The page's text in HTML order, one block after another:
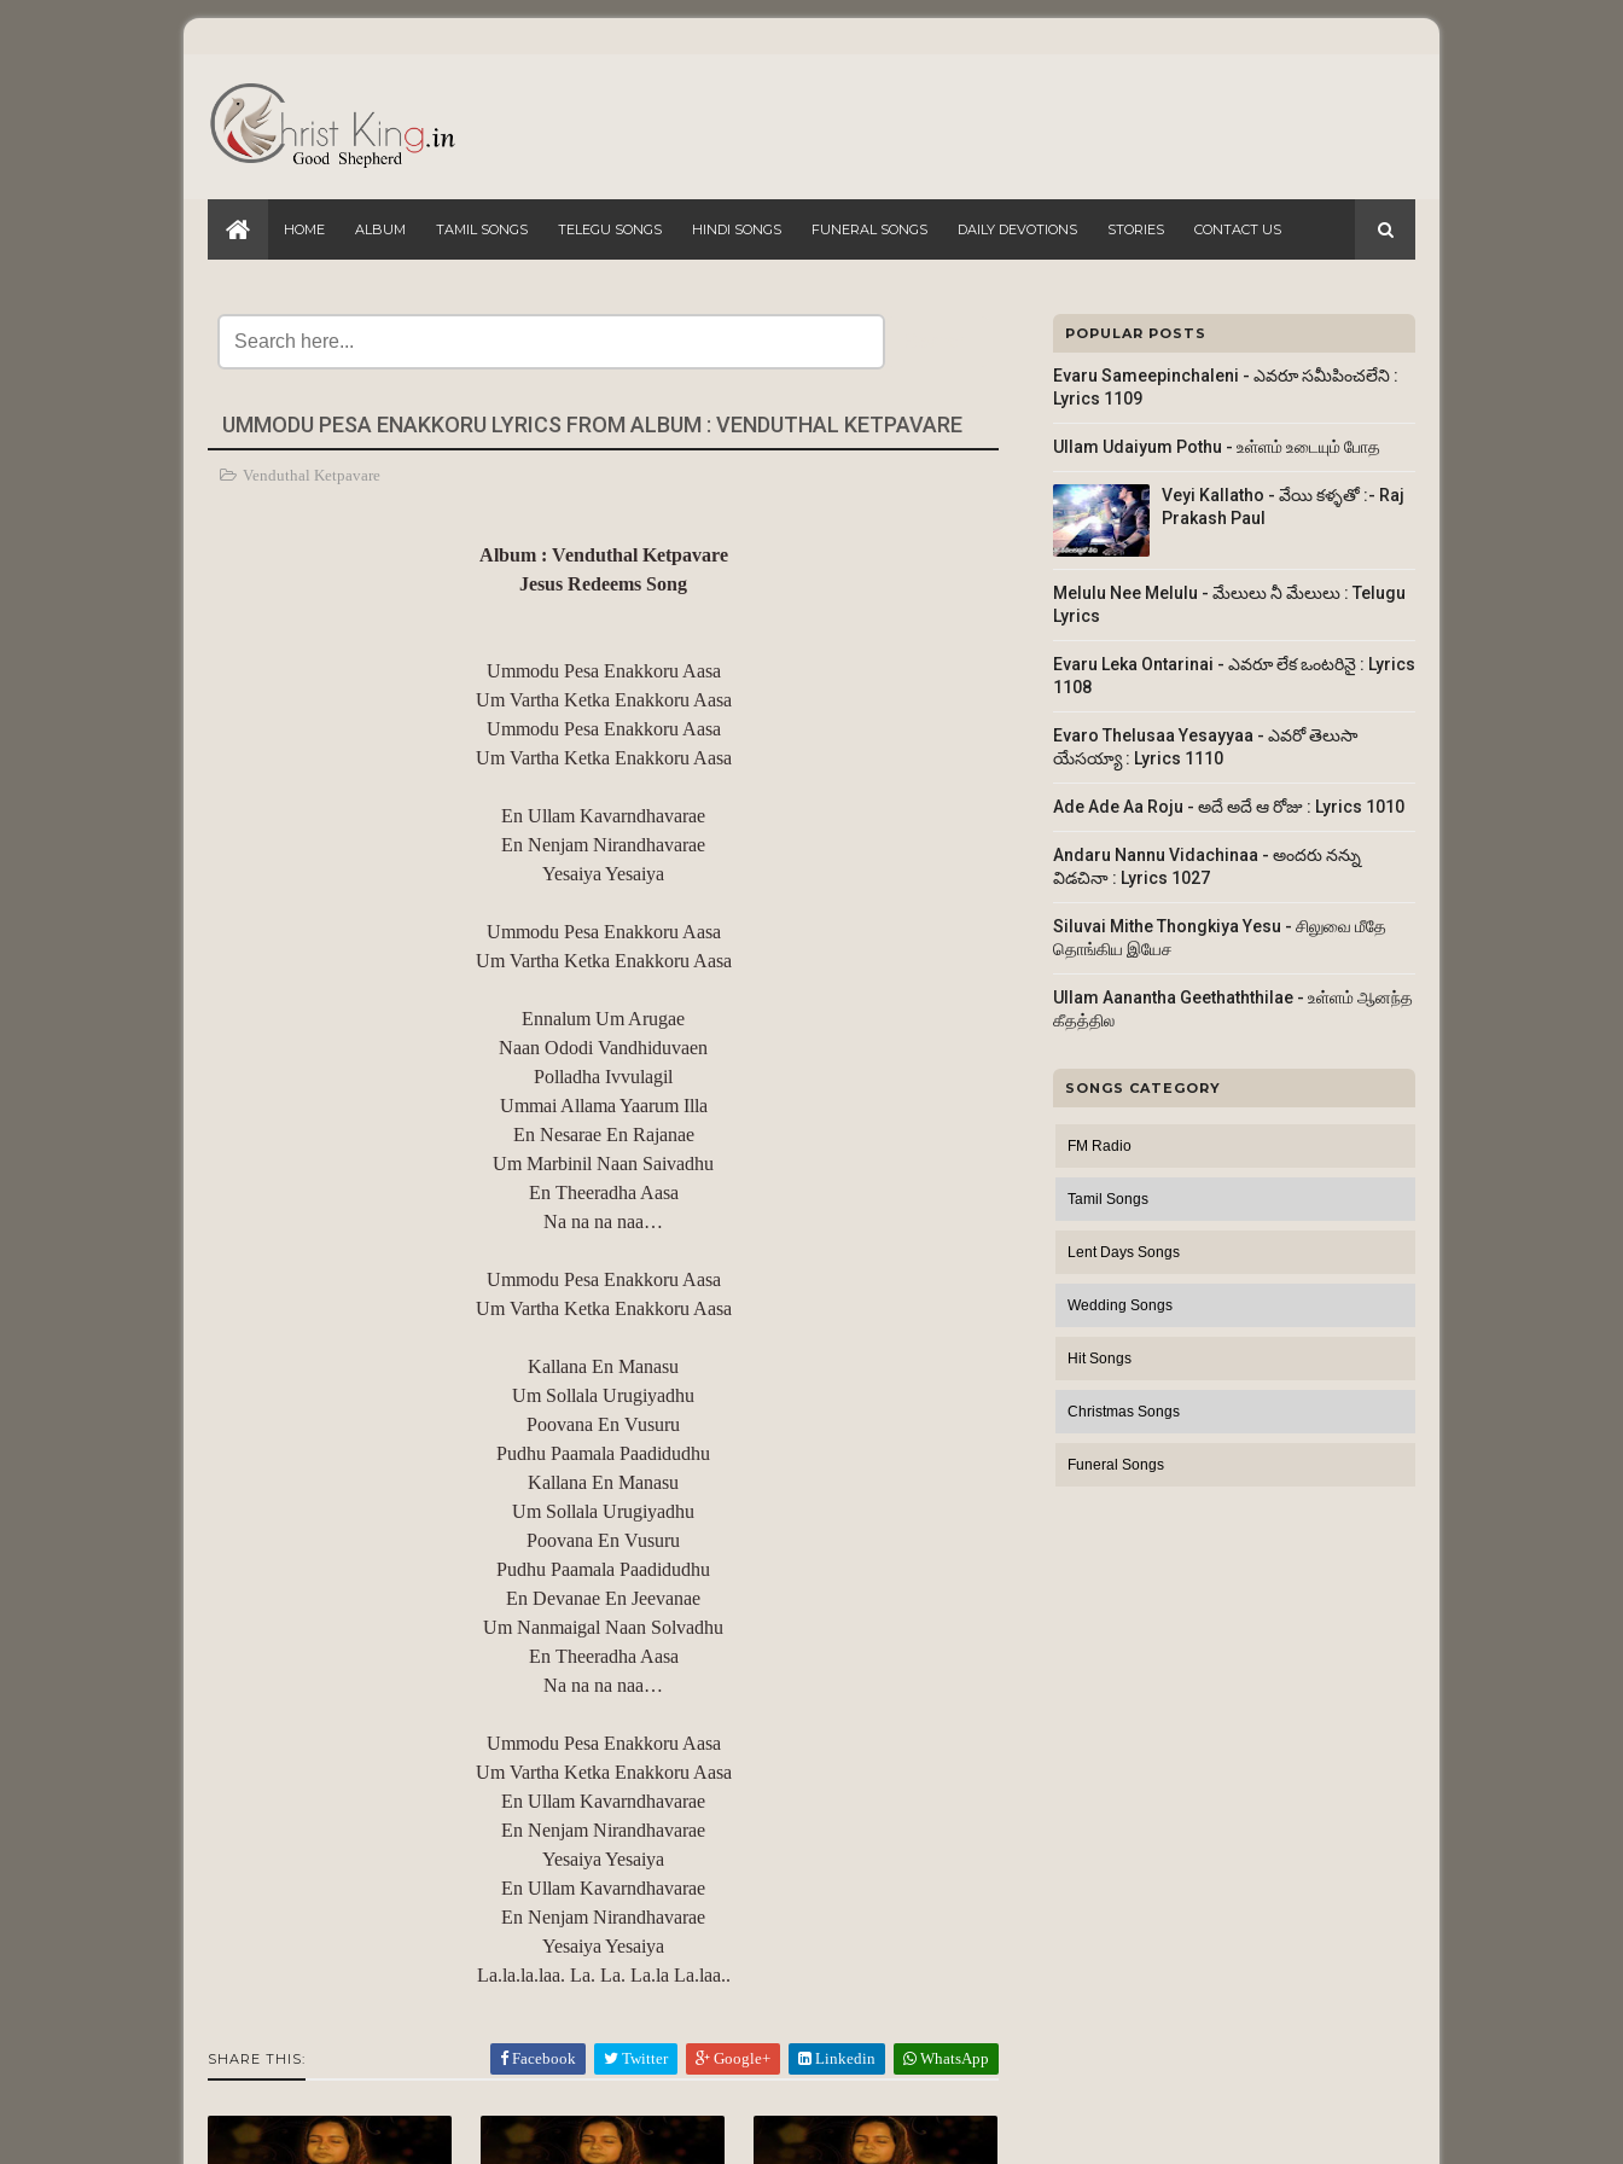
HOME ALBUM TAMIL SONGS TELEGU SONGS HINDI SONGS FUNERAL SONGS DAILY DEVOTIONS STORIES CONTACT US
UMMODU PESA ENAKKORU LYRICS FROM ALBUM : VENDUTHAL KETPAVARE
Venduthal Ketpavare
Album : Venduthal Ketpavare
Jesus Redeems Song
Ummodu Pesa Enakkoru Aasa
Um Vartha Ketka Enakkoru Aasa
Ummodu Pesa Enakkoru Aasa
Um Vartha Ketka Enakkoru Aasa
En Ullam Kavarndhavarae
En Nenjam Nirandhavarae
Yesaiya Yesaiya
Ummodu Pesa Enakkoru Aasa
Um Vartha Ketka Enakkoru Aasa
Ennalum Um Arugae
Naan Ododi Vandhiduvaen
Polladha Ivvulagil
Ummai Allama Yaarum Illa
En Nesarae En Rajanae
Um Marbinil Naan Saivadhu
En Theeradha Aasa
Na na na naa…
Ummodu Pesa Enakkoru Aasa
Um Vartha Ketka Enakkoru Aasa
Kallana En Manasu
Um Sollala Urugiyadhu
Poovana En Vusuru
Pudhu Paamala Paadidudhu
Kallana En Manasu
Um Sollala Urugiyadhu
Poovana En Vusuru
Pudhu Paamala Paadidudhu
En Devanae En Jeevanae
Um Nanmaigal Naan Solvadhu
En Theeradha Aasa
Na na na naa…
Ummodu Pesa Enakkoru Aasa
Um Vartha Ketka Enakkoru Aasa
En Ullam Kavarndhavarae
En Nenjam Nirandhavarae
Yesaiya Yesaiya
En Ullam Kavarndhavarae
En Nenjam Nirandhavarae
Yesaiya Yesaiya
La.la.la.laa. La. La. La.la La.laa..
SHARE THIS: Facebook Twitter Google+ Linkedin WhatsApp
POPULAR POSTS
Evaru Sameepinchaleni - ఎవరూ సమీపించలేని :
Lyrics 1109
Ullam Udaiyum Pothu - உள்ளம் உடையும் போத
Veyi Kallatho - వేయి కళ్ళతో :- Raj
Prakash Paul
Melulu Nee Melulu - మేలులు నీ మేలులు : Telugu
Lyrics
Evaru Leka Ontarinai - ఎవరూ లేక ఒంటరినై : Lyrics
1108
Evaro Thelusaa Yesayyaa - ఎవరో తెలుసా
యేసయ్యా : Lyrics 1110
Ade Ade Aa Roju - అదే అదే ఆ రోజు : Lyrics 1010
Andaru Nannu Vidachinaa - అందరు నన్ను
విడచినా : Lyrics 1027
Siluvai Mithe Thongkiya Yesu - சிலுவை மீதே
தொங்கிய இயேச
Ullam Aanantha Geethaththilae - உள்ளம் ஆனந்த
கீதத்தில
SONGS CATEGORY
FM Radio
Tamil Songs
Lent Days Songs
Wedding Songs
Hit Songs
Christmas Songs
Funeral Songs